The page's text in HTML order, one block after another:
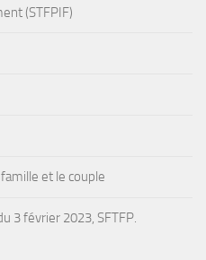
(STFPIF)
et le couple
3 février 2023, SFTFP.